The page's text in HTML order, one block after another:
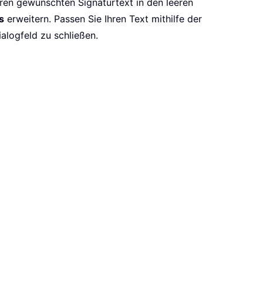
gewünschten Signaturtext in den leeren
erweitern. Passen Sie Ihren Text mithilfe der
zu schließen.